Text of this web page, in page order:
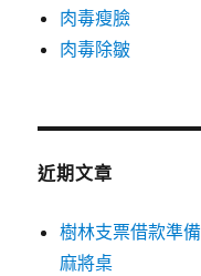
肉毒瘦臉
肉毒除皺
近期文章
樹林支票借款準
麻將桌